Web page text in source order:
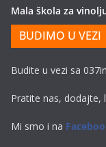
Mala škola za
BUDIMO U VEZI
Budite u vezi sa
Pratite nas, dodajte,
Mi smo i na